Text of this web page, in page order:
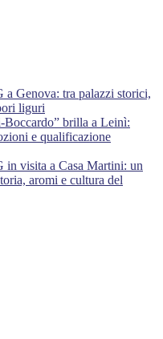
a Genova: tra palazzi storici,
liguri
Boccardo” brilla a Leinì:
e qualificazione
in visita a Casa Martini: un
aromi e cultura del